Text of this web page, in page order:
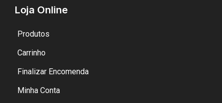
Loja Online
Produtos
Carrinho
Finalizar Encomenda
Minha Conta